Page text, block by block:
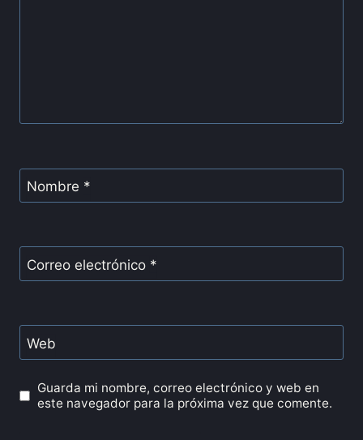
Nombre *
Correo electrónico *
Web
Guarda mi nombre, correo electrónico y web en
este navegador para la próxima vez que comente.